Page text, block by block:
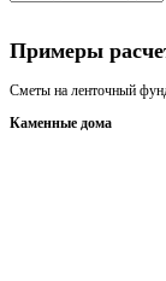
Примеры
Сметы на ленточный
Каменные дома